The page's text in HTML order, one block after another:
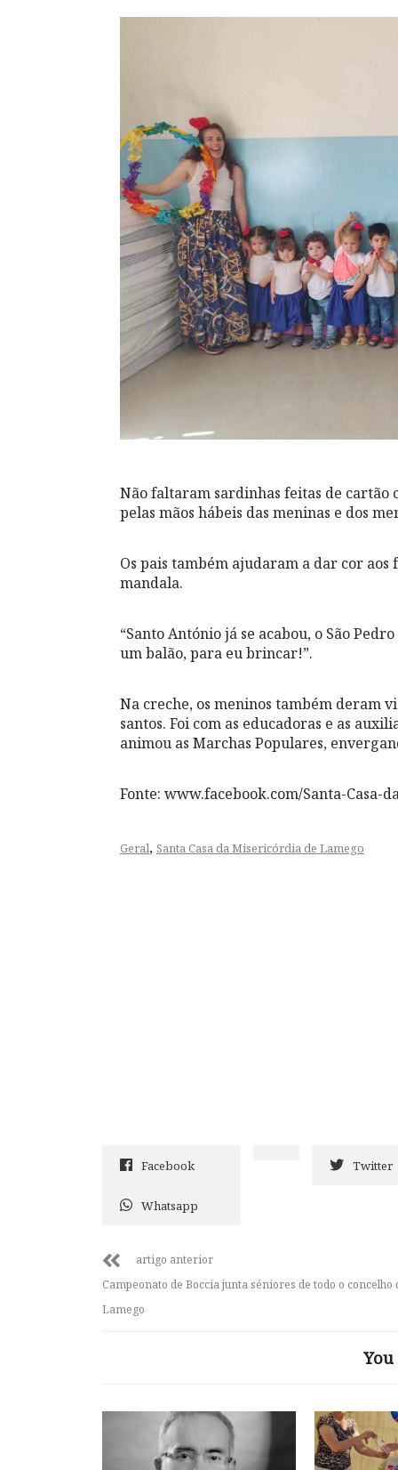
Não faltaram sardinhas feitas de
pelas mãos hábeis das meninas e dos
Os pais também ajudaram a dar cor
mandala.
“Santo António já se acabou, o São Pedro
um balão, para eu brincar!”.
Na creche, os meninos também deram
santos. Foi com as educadoras e as
animou as Marchas Populares,
Fonte: www.facebook.com/Santa-Casa-
Geral, Santa Casa da Misericórdia de Lamego
Facebook Twitter
Whatsapp
artigo anterior
Campeonato de Boccia junta séniores de todo o concelho
Lamego